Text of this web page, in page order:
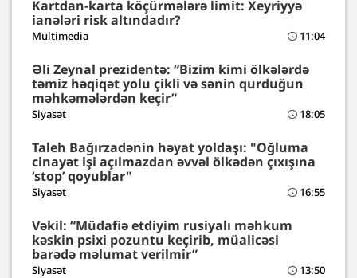
Kartdan-karta köçürmələrə limit: Xeyriyyə
ianələri risk altındadır?
Multimedia 11:04
Əli Zeynal prezidentə: “Bizim kimi ölkələrdə
təmiz həqiqət yolu çikli və sənin qurduğun
məhkəmələrdən keçir”
Siyasət 18:05
Taleh Bağırzadənin həyat yoldaşı: "Oğluma
cinayət işi açılmazdan əvvəl ölkədən çıxışına
‘stop’ qoyublar"
Siyasət 16:55
Vəkil: “Müdafiə etdiyim rusiyalı məhkum
kəskin psixi pozuntu keçirib, müalicəsi
barədə məlumat verilmir”
Siyasət 13:50